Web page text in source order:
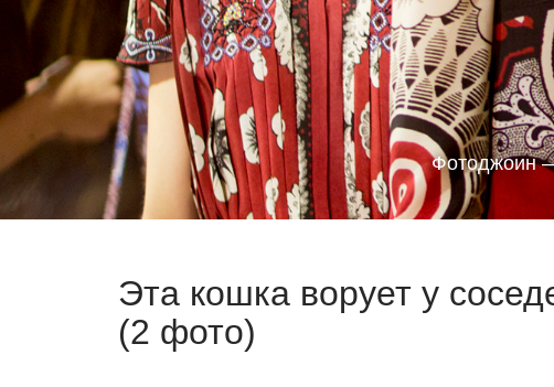
Фотоджоин
Эта кошка ворует у
(2 фото)